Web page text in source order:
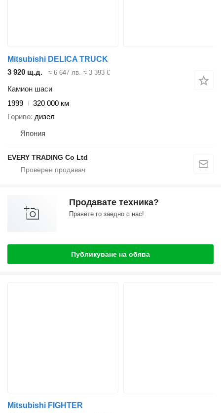
Mitsubishi DELICA TRUCK
3 920 щ.д.
≈ 6 647 лв. ≈ 3 393 €
Камион шаси
1999
320 000 км
Гориво дизел
Япония
EVERY TRADING Co Ltd
Продавате техника?
Правете го заедно с нас!
Публикуване на обява
Mitsubishi FIGHTER